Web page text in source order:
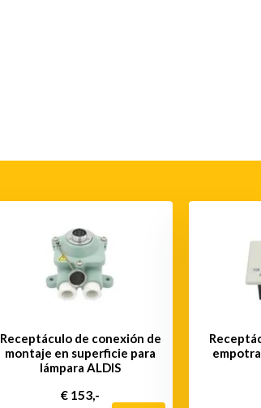
Receptáculo de conexión de
montaje en superficie para
lámpara ALDIS
€ 153,-